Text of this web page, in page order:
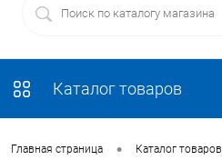
Каталог товаров
Главная страница • Каталог товаров